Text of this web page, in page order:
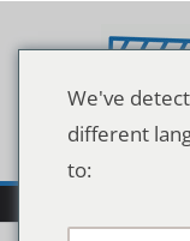
Inhalt
We've
different
to: